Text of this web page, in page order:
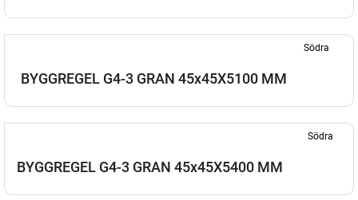
Södra
BYGGREGEL G4-3 GRAN 45x45X5100 MM
Södra
BYGGREGEL G4-3 GRAN 45x45X5400 MM